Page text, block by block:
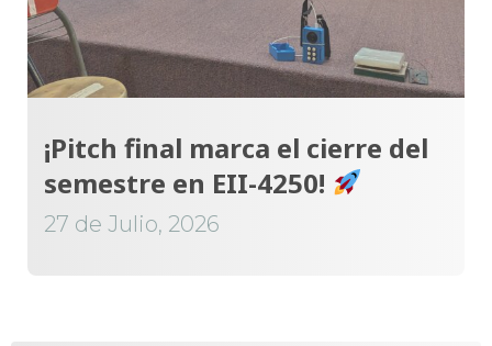
¡Pitch final marca el cierre del
semestre en EII-4250!
27 de Julio, 2026